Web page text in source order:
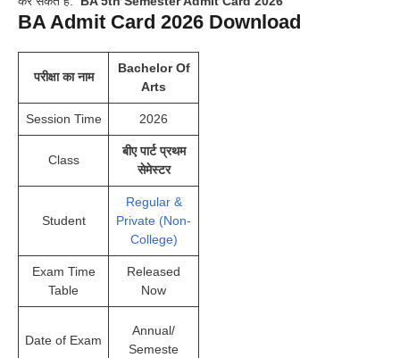
BA Admit Card 2026 Download
परीक्षा का नाम
Bachelor Of
Arts
Session Time 2026
Class
बीए पार्ट प्रथम
सेमेस्टर
Student
Regular &
Private (Non-
College)
Exam Time
Table
Released
Now
Date of Exam
Annual/
Semeste